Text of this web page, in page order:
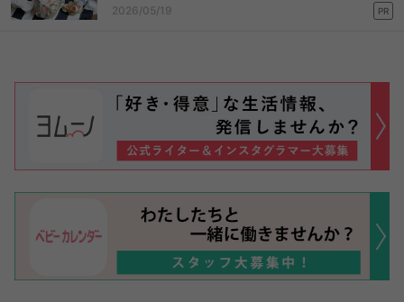
2026/05/19 PR